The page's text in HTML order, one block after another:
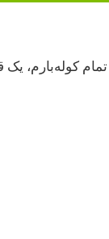
تمام کوله‌بارم،